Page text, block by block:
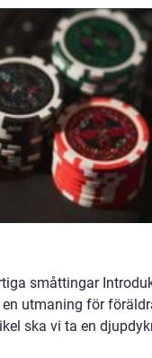
småttingar
utmaning för
ska vi ta en